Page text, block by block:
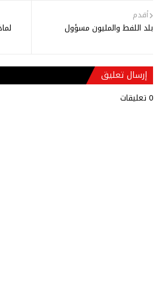
أقدم
بلد اللفط والمليون مسؤول
إرسال تعليق
0 تعليقات